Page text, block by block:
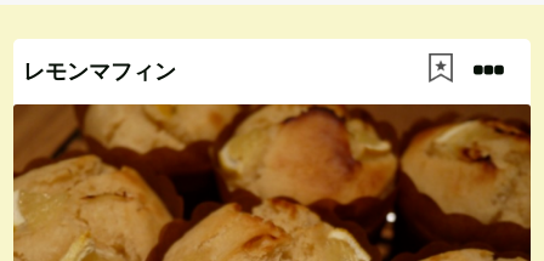
レモンマフィン